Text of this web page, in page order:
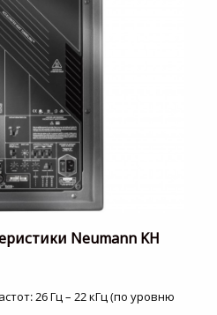
Neumann KH
26 Гц – 22 кГц (по уровню